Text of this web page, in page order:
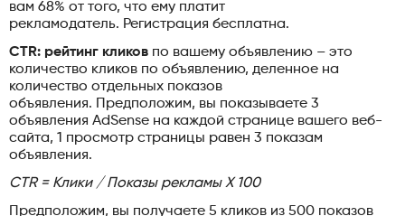
вам 68% от того, что ему платит
рекламодатель. Регистрация бесплатна.
CTR: рейтинг кликов по вашему объявлению – это
количество кликов по объявлению, деленное на
количество отдельных показов
объявления. Предположим, вы показываете 3
объявления AdSense на каждой странице вашего веб-
сайта, 1 просмотр страницы равен 3 показам
объявления.
CTR = Клики / Показы рекламы X 100
Предположим, вы получаете 5 кликов из 500 показов